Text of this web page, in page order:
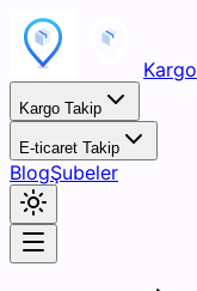
Kargo Takip
E-ticaret Takip
BlogŞubeler